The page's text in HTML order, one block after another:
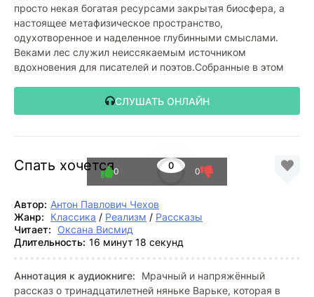
просто некая богатая ресурсами закрытая биосфера, а
настоящее метафизическое пространство,
одухотворенное и наделенное глубинными смыслами.
Веками лес служил неиссякаемым источником
вдохновения для писателей и поэтов.Собранные в этом
СЛУШАТЬ ОНЛАЙН
Спать хочется 0
0 0
Автор: Антон Павлович Чехов
Жанр:
Классика / Реализм / Рассказы
Читает: Оксана Висмид
Длительность: 16 минут 18 секунд
Аннотация к аудиокниге:
Мрачный и напряжённый
рассказ о тринадцатилетней няньке Варьке, которая в